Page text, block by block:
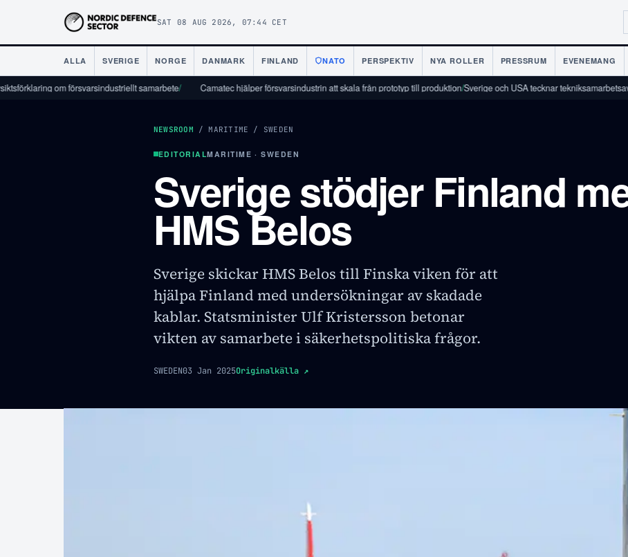
SAT 08 AUG 2026, 07:44 CET
ALLA SVERIGE NORGE DANMARK FINLAND NATO PERSPEKTIV NYA ROLLER PRESSRUM EVENEMANG
om försvarsindustriellt samarbete/ Camatec hjälper försvarsindustrin att skala från prototyp till produktion/Sverige och USA tecknar tekniksamarbetsavtal/
NEWSROOM /MARITIME / SWEDEN
EDITORIALMARITIME · SWEDEN
Sverige stödjer Finland
HMS Belos
Sverige skickar HMS Belos till Finska viken för att
hjälpa Finland med undersökningar av skadade
kablar. Statsminister Ulf Kristersson betonar
vikten av samarbete i säkerhetspolitiska frågor.
SWEDEN03 Jan 2025Originalkälla ↗